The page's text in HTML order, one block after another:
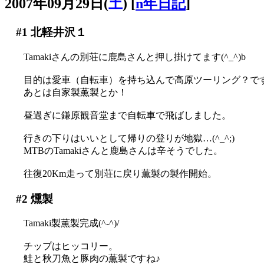
2007年09月29日(土) n年日記]
#1 北軽井沢１
Tamakiさんの別荘に鹿島さんと押し掛けてます(^_^)b
目的は愛車（自転車）を持ち込んで高原ツーリング？で
あとは自家製薫製とか！
昼過ぎに鎌原観音堂まで自転車で飛ばしました。
行きの下りはいいとして帰りの登りが地獄…(^_^;)
MTBのTamakiさんと鹿島さんは辛そうでした。
往復20Km走って別荘に戻り薫製の製作開始。
#2 燻製
Tamaki製薫製完成(^-^)/
チップはヒッコリー。
鮭と秋刀魚と豚肉の薫製ですね♪